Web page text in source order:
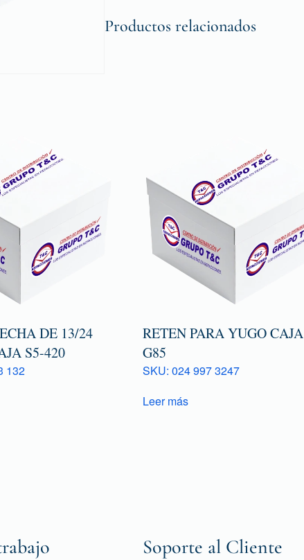
Productos relacionados
DE 13/24
S5-420
132
RETEN PARA YUGO CAJA
G85
SKU: 024 997 3247
Leer más
Soporte al Cliente